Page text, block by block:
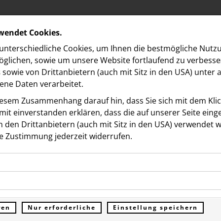
Donau Zentrum
Mentoring-Programm
Cookies.
Cookies, um Ihnen die best­mögliche
sowie um unsere Website fortlaufend zu
von Drittanbietern (auch mit Sitz in den USA) unter
Daten verarbeitet.
Zusammenhang darauf hin, dass Sie sich mit dem
ein­ver­standen erklären, dass die auf unserer Seite
den Drittanbietern (auch mit Sitz in den USA) verwendet
Zustimmung jederzeit widerrufen.
ermöglichen grundlegende Funktionen und sind für
der Website erforderlich. Diese Cookies
Daten und werden an keine Dritten übermittelt.
erfassen Informationen anonym. Diese Informationen
unsere Besucher unsere Website nutzen.
Nur erforderliche Einstellung speichern